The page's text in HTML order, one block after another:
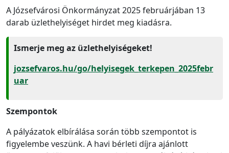
A Józsefvárosi Önkormányzat 2025 februárjában 13
darab üzlethelyiséget hirdet meg kiadásra.
Ismerje meg az üzlethelyiségeket!
jozsefvaros.hu/go/helyisegek_terkepen_2025febr
uar
Szempontok
A pályázatok elbírálása során több szempontot is
figyelembe veszünk. A havi bérleti díjra ajánlott